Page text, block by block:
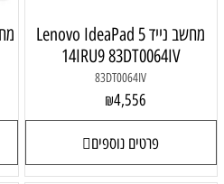
מחשב נייד Lenovo IdeaPad 5
14IRU9 83DT0064IV
83DT0064IV
₪4,556
פרטים נוספים